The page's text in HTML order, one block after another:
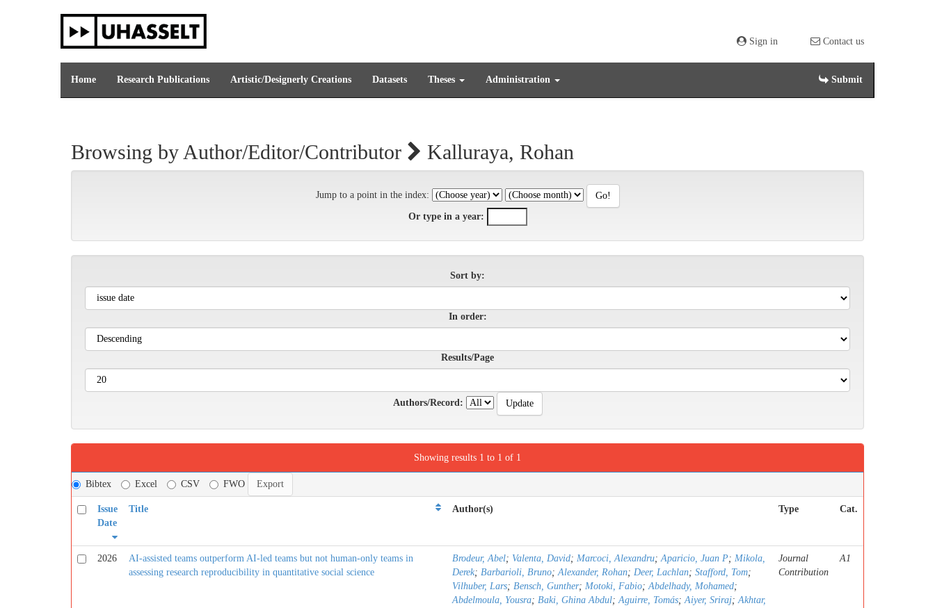
Sign in Contact us
Home Research Publications Artistic/Designerly Creations Datasets Theses Administration Submit
Browsing by Author/Editor/Contributor Kalluraya, Rohan
Jump to a point in the index:
Or type in a year:
Sort by:
In order:
Results/Page
Authors/Record:
Showing results 1 to 1 of 1
Bibtex Excel CSV FWO
Issue
Date
Title Author(s) Type Cat.
2026
AI-assisted teams outperform AI-led teams but not human-only teams in
assessing research reproducibility in quantitative social science
Brodeur, Abel; Valenta, David; Marcoci, Alexandru;Aparicio, Juan P; Mikola,
Derek; Barbarioli, Bruno;Alexander, Rohan; Deer, Lachlan; Stafford, Tom;
Vilhuber, Lars; Bensch, Gunther; Motoki, Fabio;Abdelhady, Mohamed;
Abdelmoula, Yousra; Baki, Ghina Abdul;Aguirre, Tomás;Aiyer, Sriraj;Akhtar,
Journal
Contribution
A1